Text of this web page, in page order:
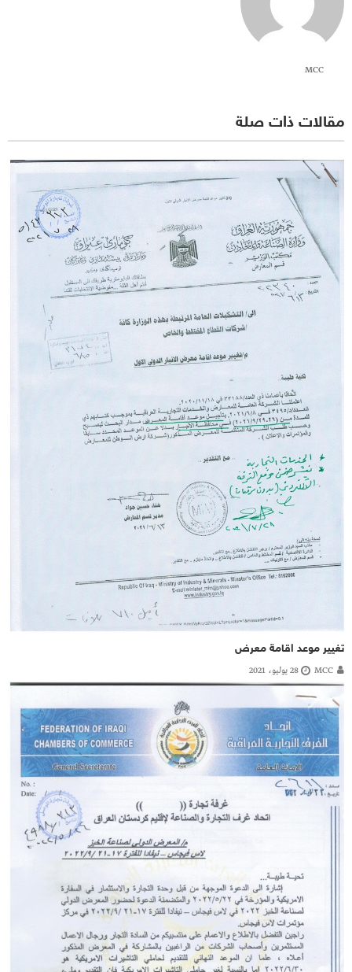
MCC
مقالات ذات صلة
تغيير موعد اقامة معرض
MCC 28 يوليو، 2021